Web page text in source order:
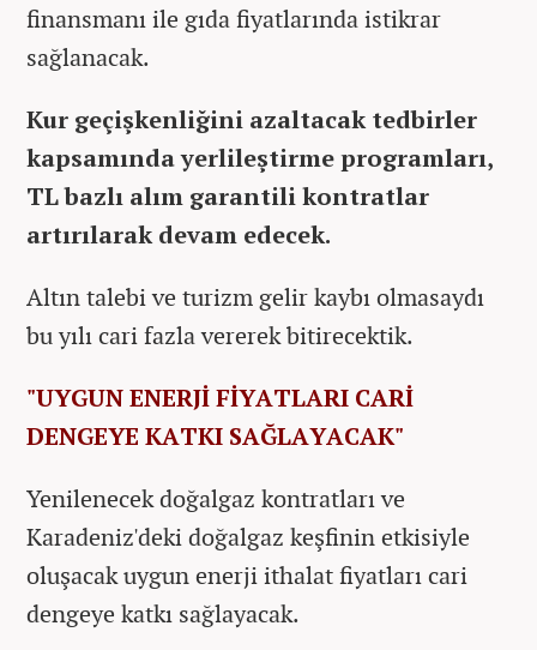
finansmanı ile gıda fiyatlarında istikrar
sağlanacak.
Kur geçişkenliğini azaltacak tedbirler
kapsamında yerlileştirme programları,
TL bazlı alım garantili kontratlar
artırılarak devam edecek.
Altın talebi ve turizm gelir kaybı olmasaydı
bu yılı cari fazla vererek bitirecektik.
"UYGUN ENERJİ FİYATLARI CARİ
DENGEYE KATKI SAĞLAYACAK"
Yenilenecek doğalgaz kontratları ve
Karadeniz'deki doğalgaz keşfinin etkisiyle
oluşacak uygun enerji ithalat fiyatları cari
dengeye katkı sağlayacak.